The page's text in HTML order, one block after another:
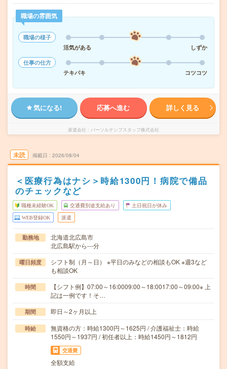
職場の雰囲気
職場の様子
活気がある
しずか
仕事の仕方
テキパキ
コツコツ
気になる! 応募へ進む 詳しく見る
派遣会社 パーソルテンプスタッフ株式会社
未読 掲載日 2026/08/04
＜医療行為はナシ＞時給1300円！病院で備品
のチェックなど
職種未経験OK 交通費別途支給あり 土日祝日が休み
WEB登録OK 派遣
勤務地
北海道北広島市
北広島駅から---分
曜日頻度
シフト制（月～日） ※平日のみなどの相談もOK ※週3など
も相談OK
時間
【シフト例】07:00～16:0009:00～18:0017:00～09:00※ 上
記は一例です！そ…
期間 即日～2ヶ月以上
時給
無資格の方：時給1300円～1625円 / 介護福祉士：時給
1550円～1937円 / 初任者以上：時給1450円～1812円
交通費
全額支給